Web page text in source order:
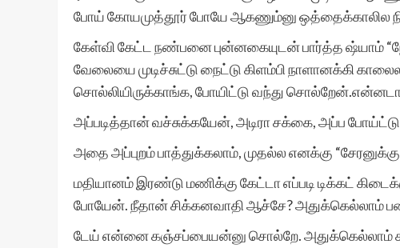
போய் கோயமுத்தூர் போயே ஆகணும்னு ஒத்தைக்காலில
கேள்வி கேட்ட நண்பனை புன்னகையுடன் பார்த்த ஷ்யாம்
வேலையை முடிச்சுட்டு நைட்டு கிளம்பி நாளானக்கி
சொல்லியிருக்காங்க, போயிட்டு வந்து
அப்படித்தான் வச்சுக்கயேன், அடிரா சக்கை, அப்ப
அதை அப்புறம் பாத்துக்கலாம், முதல்ல எனக்கு
மதியானம் இரண்டு மணிக்கு கேட்டா எப்படி டிக்கட்
போயேன். நீதான் சிக்கனவாதி ஆச்சே? அதுக்கெல்லாம்
டேய் என்னை கஞ்சப்பையன்னு சொல்றே. அதுக்கெல்லாம்